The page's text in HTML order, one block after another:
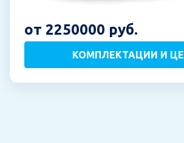
от 2250000 руб.
КОМПЛЕКТАЦИИ И